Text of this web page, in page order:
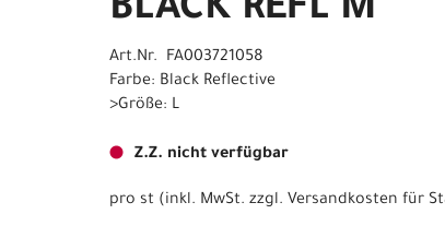
BLACK REFL M
Art.Nr. FA003721058
Farbe: Black Reflective
>Größe: L
Z.Z. nicht verfügbar
pro st (inkl. MwSt. zzgl. Versandkosten für